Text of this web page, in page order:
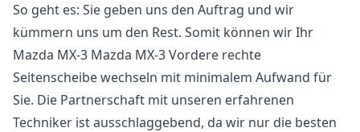
So geht es: Sie geben uns den Auftrag und wir
kümmern uns um den Rest. Somit können wir Ihr
Mazda MX-3 Mazda MX-3 Vordere rechte
Seitenscheibe wechseln mit minimalem Aufwand für
Sie. Die Partnerschaft mit unseren erfahrenen
Techniker ist ausschlaggebend, da wir nur die besten